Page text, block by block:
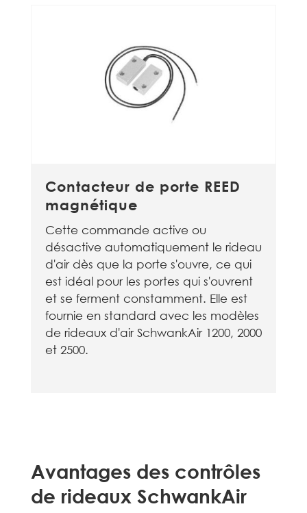
Contacteur de porte REED
magnétique
Cette commande active ou
désactive automatiquement le rideau
d'air dès que la porte s'ouvre, ce qui
est idéal pour les portes qui s'ouvrent
et se ferment constamment. Elle est
fournie en standard avec les modèles
de rideaux d'air SchwankAir 1200, 2000
et 2500.
Avantages des contrôles
de rideaux SchwankAir